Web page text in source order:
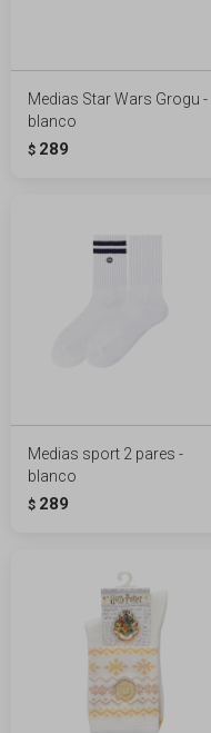
Medias Star Wars Grogu -
blanco
$ 289
Medias sport 2 pares -
blanco
$ 289